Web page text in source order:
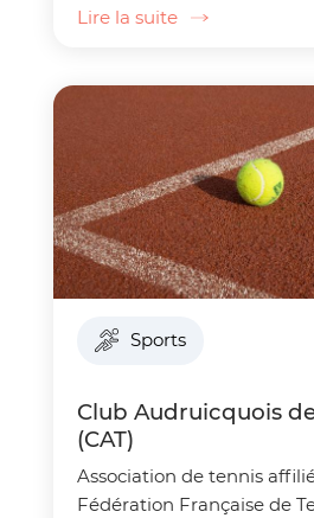
Lire la suite
Sports
Club Audruicquois
(CAT)
Association de tennis
Fédération Française de